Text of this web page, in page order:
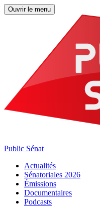
Ouvrir le menu
Public Sénat
Actualités
Sénatoriales 2026
Émissions
Documentaires
Podcasts